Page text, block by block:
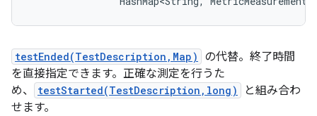
testEnded(TestDescription,Map)
の代替。終了時間
を直接指定できます。正確な測定を行うた
め、
testStarted(TestDescription,long)
と組み合わ
せます。